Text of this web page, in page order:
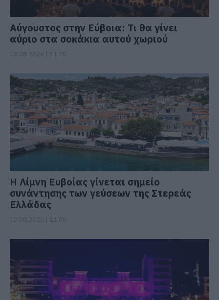
Αύγουστος στην Εύβοια: Τι θα γίνει
αύριο στα σοκάκια αυτού χωριού
Η Λίμνη Ευβοίας γίνεται σημείο
συνάντησης των γεύσεων της Στερεάς
Ελλάδας